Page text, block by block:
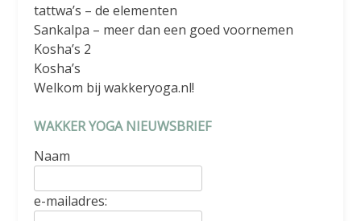
tattwa’s – de elementen
Sankalpa – meer dan een goed voornemen
Kosha’s 2
Kosha’s
Welkom bij wakkeryoga.nl!
WAKKER YOGA NIEUWSBRIEF
Naam
e-mailadres: